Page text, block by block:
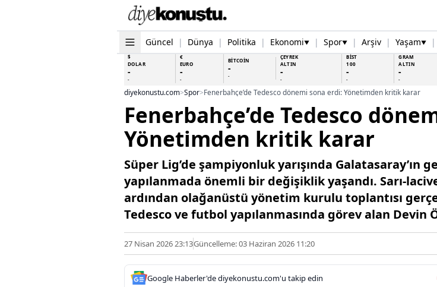
Güncel | Dünya | Politika | Ekonomi▼ | Spor▼ | Arşiv | Yaşam▼ |
$
DOLAR
-
-
€
EURO
-
-
BİTCOİN
-
-
ÇEYREK
ALTIN
-
-
BİST
100
-
-
GRAM
ALTIN
-
-
diyekonustu.com>Spor>Fenerbahçe’de Tedesco dönemi sona erdi: Yönetimden kritik karar
Fenerbahçe’de Tedesco
Yönetimden kritik karar
Süper Lig’de şampiyonluk yarışında Galatasaray’ın
yapılanmada önemli bir değişiklik yaşandı. Sarı-
ardından olağanüstü yönetim kurulu toplantısı
Tedesco ve futbol yapılanmasında görev alan Devin
27 Nisan 2026 23:13Güncelleme: 03 Haziran 2026 11:20
Google Haberler'de diyekonustu.com'u takip edin